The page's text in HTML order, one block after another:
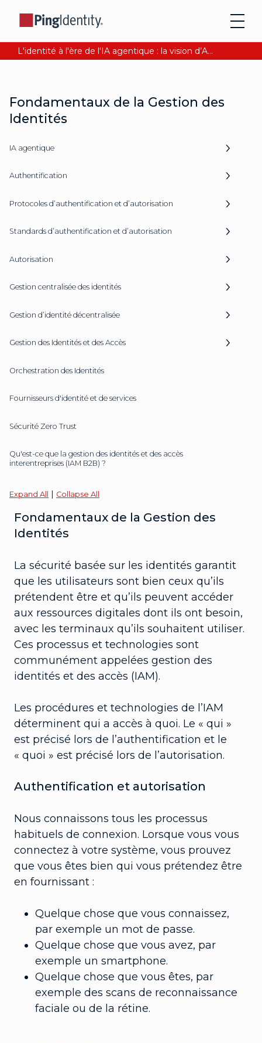
L'identité à l'ère de l'IA agentique : la vision d’Andre Durand sur la confiance numérique
Fondamentaux de la Gestion des
Identités
IA agentique
Authentification
Protocoles d’authentification et d’autorisation
Standards d’authentification et d’autorisation
Autorisation
Gestion centralisée des identités
Gestion d’identité décentralisée
Gestion des Identités et des Accès
Orchestration des Identités
Fournisseurs d'identité et de services
Sécurité Zero Trust
Qu'est-ce que la gestion des identités et des accès
interentreprises (IAM B2B) ?
Expand All | Collapse All
Fondamentaux de la Gestion des
Identités
La sécurité basée sur les identités garantit
que les utilisateurs sont bien ceux qu’ils
prétendent être et qu’ils peuvent accéder
aux ressources digitales dont ils ont besoin,
avec les terminaux qu’ils souhaitent utiliser.
Ces processus et technologies sont
communément appelées gestion des
identités et des accès (IAM).
Les procédures et technologies de l’IAM
déterminent qui a accès à quoi. Le « qui »
est précisé lors de l’authentification et le
« quoi » est précisé lors de l’autorisation.
Authentification et autorisation
Nous connaissons tous les processus
habituels de connexion. Lorsque vous vous
connectez à votre système, vous prouvez
que vous êtes bien qui vous prétendez être
en fournissant :
Quelque chose que vous connaissez,
par exemple un mot de passe.
Quelque chose que vous avez, par
exemple un smartphone.
Quelque chose que vous êtes, par
exemple des scans de reconnaissance
faciale ou de la rétine.